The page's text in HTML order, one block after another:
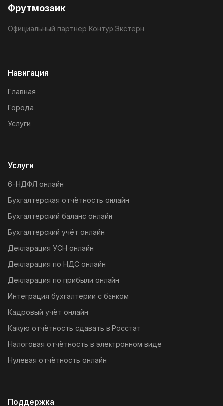
Фрутмозаик
Официальный партнёр Контур.Экстерн
Навигация
Главная
Города
Услуги
Услуги
6-НДФЛ онлайн
Бухгалтерская отчётность онлайн
Бухгалтерский баланс онлайн
Бухгалтерский учёт онлайн
Декларация УСН онлайн
Декларация по НДС онлайн
Декларация по прибыли онлайн
Интеграция бухгалтерии с банком
Кадровый учёт онлайн
Какую отчётность сдавать в Росстат
Налоговая отчётность в электронном виде
Нулевая отчётность онлайн
Поддержка